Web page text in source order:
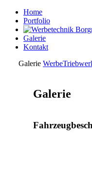
Home
Portfolio
Galerie
Kontakt
Galerie
Galerie